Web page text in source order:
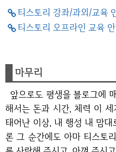
티스토리 강좌/과외/교육
티스토리 오프라인 교육
마무리
앞으로도 평생을 블로그에 매진하고 싶습니다. 그리고 언젠가 세계여행을 해보고 싶습니다. 그러기 위
해서는 돈과 시간, 체력 이
태어난 이상, 내 행성 내 맘
론 그 순간에도 아마 티스토